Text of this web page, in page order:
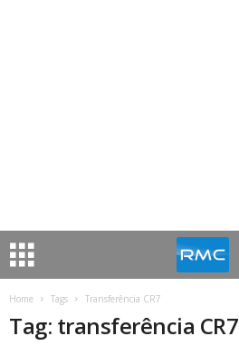
Home Tags Transferência CR7
Tag: transferência CR7